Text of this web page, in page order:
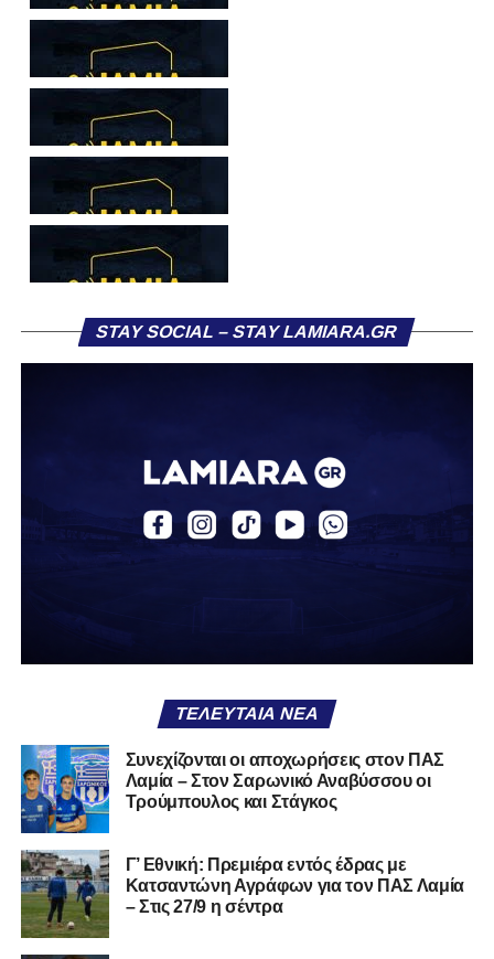
STAY SOCIAL – STAY LAMIARA.GR
ΤΕΛΕΥΤΑΊΑ ΝΈΑ
Συνεχίζονται οι αποχωρήσεις στον ΠΑΣ
Λαμία – Στον Σαρωνικό Αναβύσσου οι
Τρούμπουλος και Στάγκος
Γ’ Εθνική: Πρεμιέρα εντός έδρας με
Κατσαντώνη Αγράφων για τον ΠΑΣ Λαμία
– Στις 27/9 η σέντρα